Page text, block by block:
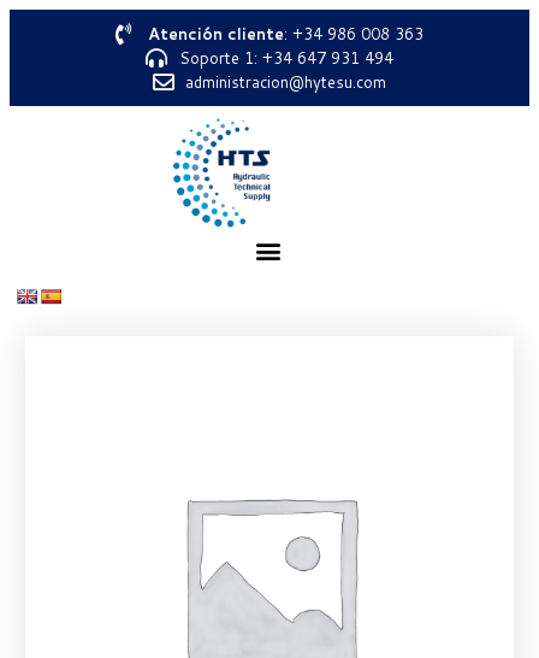
Atención cliente: +34 986 008 363
Soporte 1: +34 647 931 494
administracion@hytesu.com